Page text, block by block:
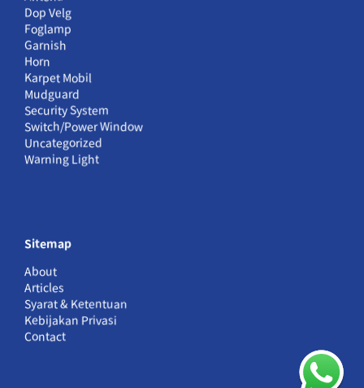
Dop Velg
Foglamp
Garnish
Horn
Karpet Mobil
Mudguard
Security System
Switch/Power Window
Uncategorized
Warning Light
Sitemap
About
Articles
Syarat & Ketentuan
Kebijakan Privasi
Contact